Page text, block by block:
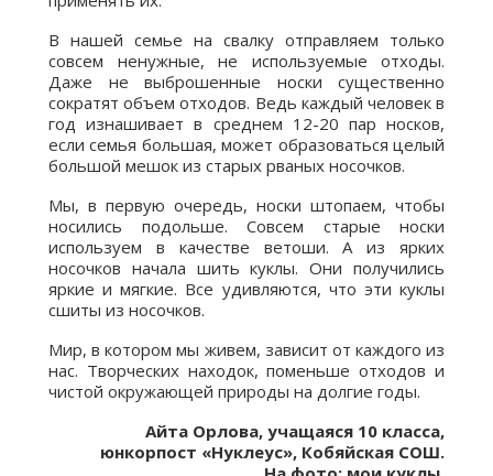
В нашей семье на свалку отправляем только
совсем ненужные, не используемые отходы.
Даже не выброшенные носки существенно
сократят объем отходов. Ведь каждый человек в
год изнашивает в среднем 12-20 пар носков,
если семья большая, может образоваться целый
большой мешок из старых рваных носочков.
Мы, в первую очередь, носки штопаем, чтобы
носились подольше. Совсем старые носки
используем в качестве ветоши. А из ярких
носочков начала шить куклы. Они получились
яркие и мягкие. Все удивляются, что эти куклы
сшиты из носочков.
Мир, в котором мы живем, зависит от каждого из
нас. Творческих находок, поменьше отходов и
чистой окружающей природы на долгие годы.
Айта Орлова, учащаяся 10 класса,
юнкорпост «Нуклеус», Кобяйская СОШ.